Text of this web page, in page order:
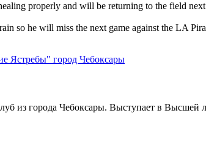
properly and will be returning to the field
so he will miss the next game against the LA
из города Чебоксары. Выступает в Высшей